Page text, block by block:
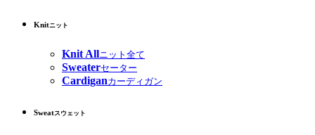
Knitニット
Knit Allニット全て
Sweaterセーター
Cardiganカーディガン
Sweatスウェット